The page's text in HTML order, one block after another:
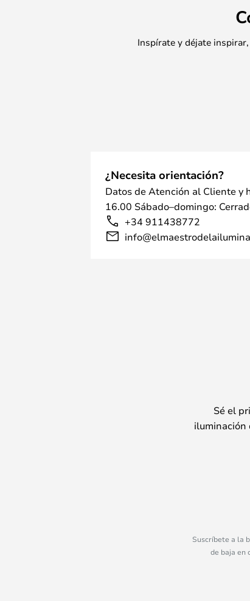
Inspírate y déjate
¿Necesita orientación?
Datos de Atención al Cliente y
16.00 Sábado–domingo:
+34 911438772
Sé el
iluminación
Suscríbete a la
de baja en